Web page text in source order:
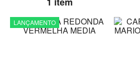
LANÇAMENTO